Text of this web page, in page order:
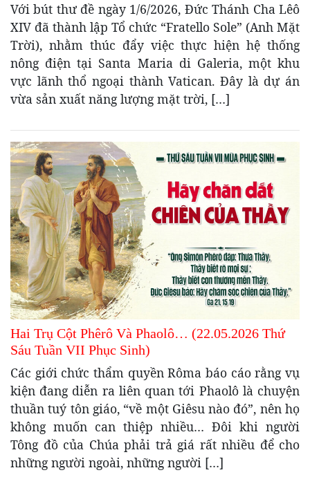
Với bút thư đề ngày 1/6/2026, Đức Thánh Cha Lêô
XIV đã thành lập Tổ chức “Fratello Sole” (Anh Mặt
Trời), nhằm thúc đẩy việc thực hiện hệ thống
nông điện tại Santa Maria di Galeria, một khu
vực lãnh thổ ngoại thành Vatican. Đây là dự án
vừa sản xuất năng lượng mặt trời, […]
Hai Trụ Cột Phêrô Và Phaolô… (22.05.2026 Thứ
Sáu Tuần VII Phục Sinh)
Các giới chức thẩm quyền Rôma báo cáo rằng vụ
kiện đang diễn ra liên quan tới Phaolô là chuyện
thuần tuý tôn giáo, “về một Giêsu nào đó”, nên họ
không muốn can thiệp nhiều… Đôi khi người
Tông đồ của Chúa phải trả giá rất nhiều để cho
những người ngoài, những người […]